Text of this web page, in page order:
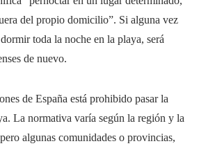
del propio domicilio”. Si alguna vez
toda la noche en la playa, será
de nuevo.
de España está prohibido pasar la
La normativa varía según la región y la
algunas comunidades o provincias,